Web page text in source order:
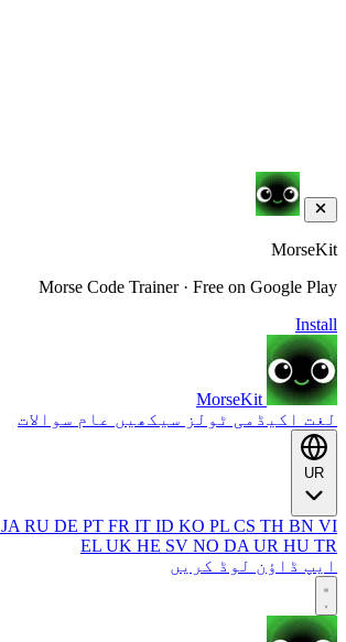
MorseKit
Morse Code Trainer · Free on Google Play
Install
MorseKit
لغت اکیڈمی ٹولز سیکھیں عام سوالات
UR
JA RU DE PT FR IT ID KO PL CS TH BN VI
EL UK HE SV NO DA UR HU TR
ایپ ڈاؤن لوڈ کریں